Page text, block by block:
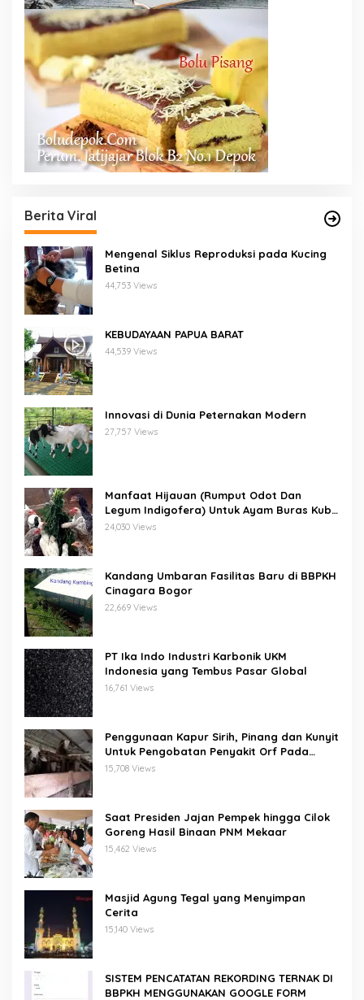
Berita Viral
Mengenal Siklus Reproduksi pada Kucing
Betina
44,753 Views
KEBUDAYAAN PAPUA BARAT
44,539 Views
Innovasi di Dunia Peternakan Modern
27,757 Views
Manfaat Hijauan (Rumput Odot Dan
Legum Indigofera) Untuk Ayam Buras Kub
Dan Sensi
24,030 Views
Kandang Umbaran Fasilitas Baru di BBPKH
Cinagara Bogor
22,669 Views
PT Ika Indo Industri Karbonik UKM
Indonesia yang Tembus Pasar Global
16,761 Views
Penggunaan Kapur Sirih, Pinang dan Kunyit
Untuk Pengobatan Penyakit Orf Pada
Domba/Kambing
15,708 Views
Saat Presiden Jajan Pempek hingga Cilok
Goreng Hasil Binaan PNM Mekaar
15,462 Views
Masjid Agung Tegal yang Menyimpan
Cerita
15,140 Views
SISTEM PENCATATAN REKORDING TERNAK DI
BBPKH MENGGUNAKAN GOOGLE FORM